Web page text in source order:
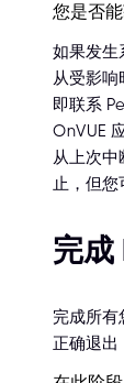
您是否
如果发生
从受影响
即联系
OnVUE
从上次中
止，但您
完成
完成所有
正确退出